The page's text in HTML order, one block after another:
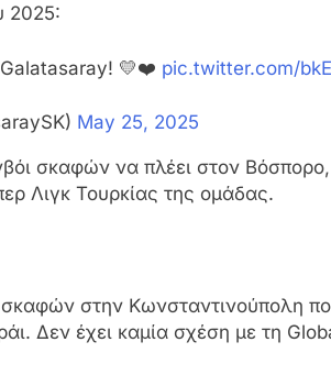
2025:
💛❤️ pic.twitter.com/
May 25, 2025
σκαφών να πλέει στον
Λιγκ Τουρκίας της ομάδας.
σκαφών στην Κωνσταντινούπολη
Δεν έχει καμία σχέση με τη